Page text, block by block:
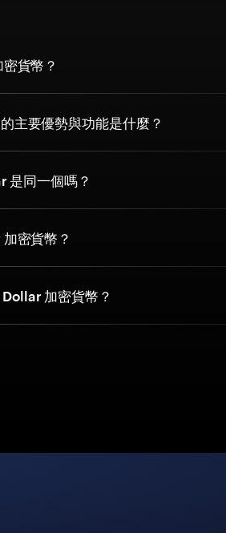
貨幣？
主要優勢與功能是什麼？
是同一個嗎？
密貨幣？
加密貨幣？